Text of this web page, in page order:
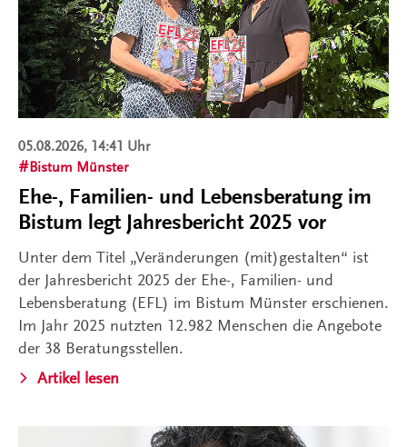
05.08.2026, 14:41 Uhr
Bistum Münster
Ehe-, Familien- und Lebensberatung im
Bistum legt Jahresbericht 2025 vor
Unter dem Titel „Veränderungen (mit)gestalten“ ist
der Jahresbericht 2025 der Ehe-, Familien- und
Lebensberatung (EFL) im Bistum Münster erschienen.
Im Jahr 2025 nutzten 12.982 Menschen die Angebote
der 38 Beratungsstellen.
Artikel lesen